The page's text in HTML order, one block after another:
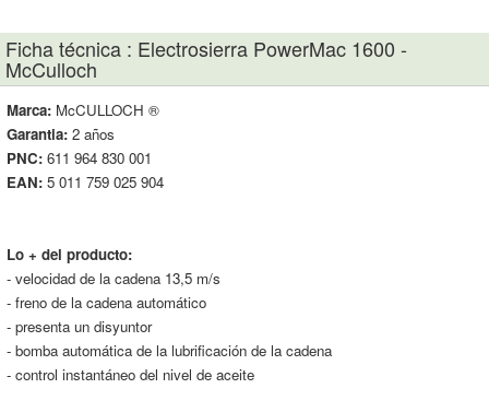
Ficha técnica : Electrosierra PowerMac 1600 -
McCulloch
Marca: McCULLOCH ®
Garantia: 2 años
PNC: 611 964 830 001
EAN: 5 011 759 025 904
Lo + del producto:
- velocidad de la cadena 13,5 m/s
- freno de la cadena automático
- presenta un disyuntor
- bomba automática de la lubrificación de la cadena
- control instantáneo del nivel de aceite